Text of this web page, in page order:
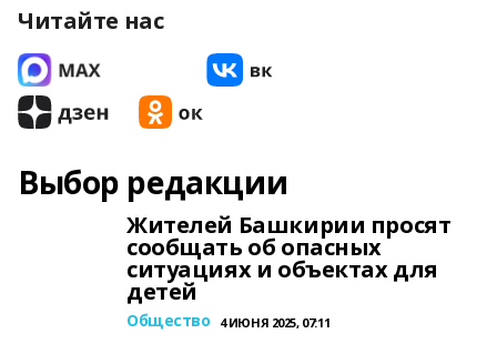
Читайте нас
Выбор редакции
Жителей Башкирии просят
сообщать об опасных
ситуациях и объектах для
детей
Общество 4 ИЮНЯ 2025, 07:11